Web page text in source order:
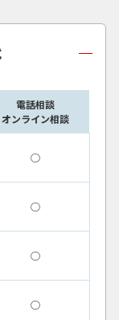
電話相談
オンライン相談
◯
◯
◯
◯